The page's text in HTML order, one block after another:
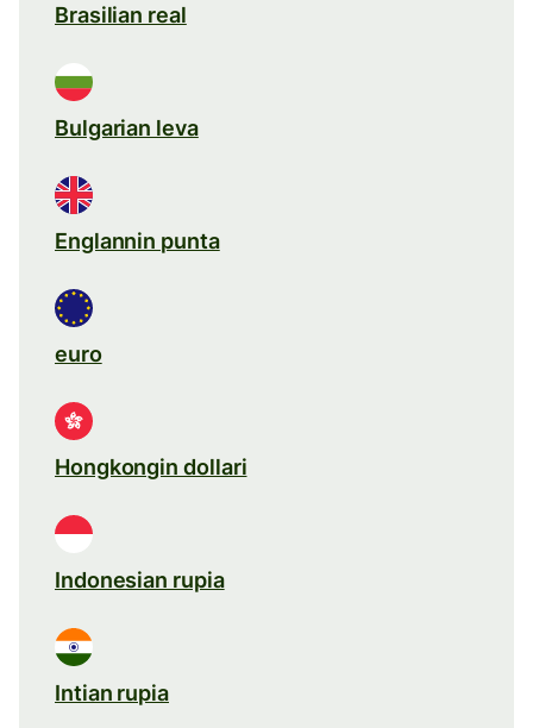
Brasilian real
Bulgarian leva
Englannin punta
euro
Hongkongin dollari
Indonesian rupia
Intian rupia